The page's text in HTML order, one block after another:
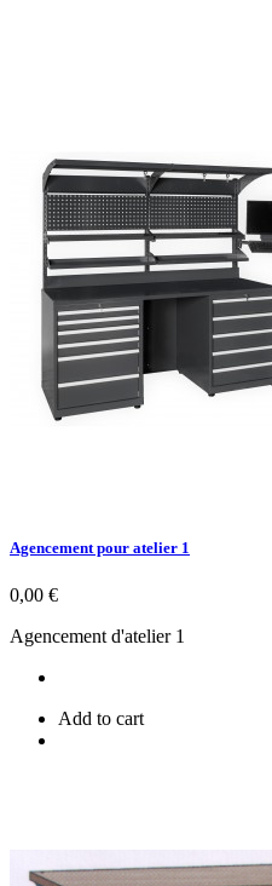
Agencement pour atelier 1
Prix
0,00 €
Agencement d'atelier 1
Add to cart